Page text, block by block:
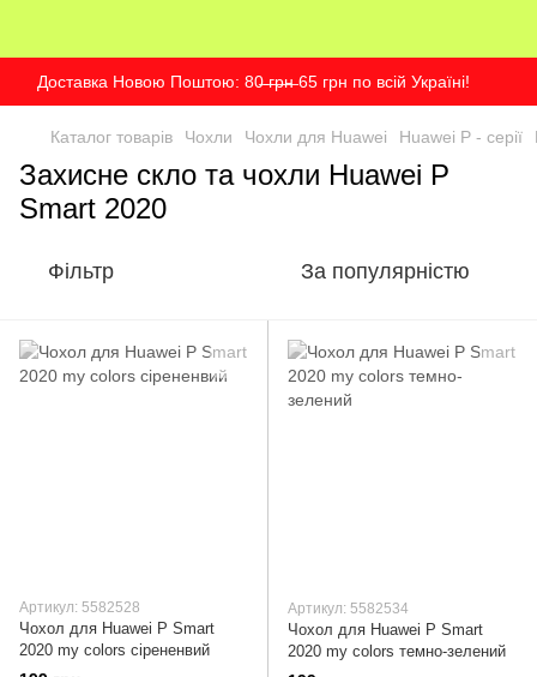
Доставка Новою Поштою: 80̶ ̶г̶р̶н̶ 65 грн по всій Україні!
Каталог товарів Чохли Чохли для Huawei Huawei P - серії
Захисне скло та чохли Huawei P
Smart 2020
Фільтр За популярністю
Артикул: 5582528
Чохол для Huawei P Smart
2020 my colors сірененвий
Артикул: 5582534
Чохол для Huawei P Smart
2020 my colors темно-зелений